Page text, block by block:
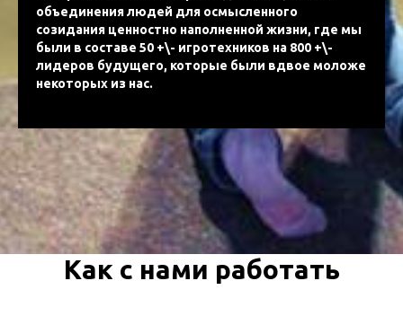
объединения людей для осмысленного
созидания ценностно наполненной жизни, где мы
были в составе 50 +\- игротехников на 800 +\-
лидеров будущего, которые были вдвое моложе
некоторых из нас.
Как с нами работать